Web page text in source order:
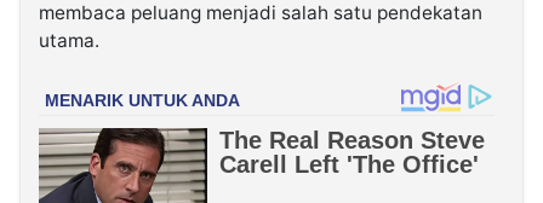
membaca peluang menjadi salah satu pendekatan
utama.